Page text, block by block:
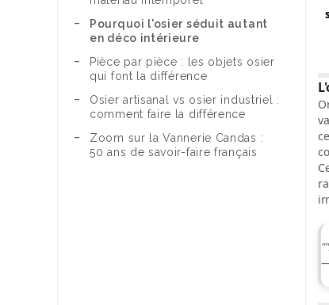
Pourquoi l'osier séduit autant
en déco intérieure
Pièce par pièce : les objets osier
qui font la différence
Osier artisanal vs osier industriel :
comment faire la différence
Zoom sur la Vannerie Candas :
50 ans de savoir-faire français